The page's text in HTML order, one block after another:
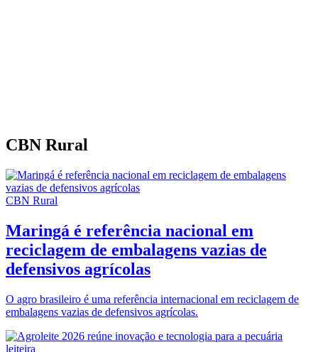
CBN Rural
CBN Rural
Maringá é referência nacional em
reciclagem de embalagens vazias de
defensivos agrícolas
O agro brasileiro é uma referência internacional em reciclagem de
embalagens vazias de defensivos agrícolas.